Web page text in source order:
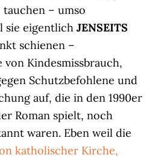
– umso
sie eigentlichJENSEITS
schienen –
von Kindesmissbrauch,
Schutzbefohlene und
auf, die in den 1990er
Roman spielt, noch
waren. Eben weil die
katholischer Kirche,